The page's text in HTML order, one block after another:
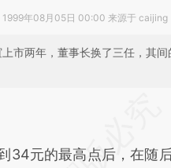
1999年08月05日 00:00 来源于 caijing
市两年，董事长换了三任，其
偏差。不代表财新观点
元的最高点后，在随